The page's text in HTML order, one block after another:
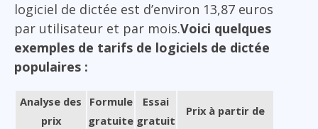
logiciel de dictée est d’environ 13,87 euros
par utilisateur et par mois.Voici quelques
exemples de tarifs de logiciels de dictée
populaires :
Analyse des
prix
Formule
gratuite
Essai
gratuit
Prix à partir de